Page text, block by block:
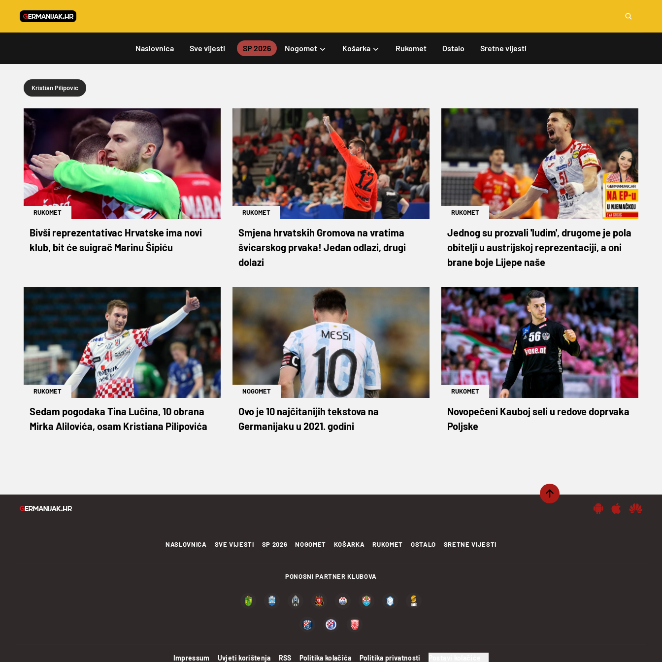
Naslovnica Sve vijesti SP 2026 Nogomet Košarka Rukomet Ostalo Sretne vijesti
Kristian Pilipovic
RUKOMET
Bivši reprezentativac Hrvatske ima novi
klub, bit će suigrač Marinu Šipiću
RUKOMET
Smjena hrvatskih Gromova na vratima
švicarskog prvaka! Jedan odlazi, drugi
dolazi
RUKOMET
Jednog su prozvali 'ludim', drugome je pola
obitelji u austrijskoj reprezentaciji, a oni
brane boje Lijepe naše
RUKOMET
Sedam pogodaka Tina Lučina, 10 obrana
Mirka Alilovića, osam Kristiana Pilipovića
NOGOMET
Ovo je 10 najčitanijih tekstova na
Germanijaku u 2021. godini
RUKOMET
Novopečeni Kauboj seli u redove doprvaka
Poljske
NASLOVNICA SVE VIJESTI SP 2026 NOGOMET KOŠARKA RUKOMET OSTALO SRETNE VIJESTI
PONOSNI PARTNER KLUBOVA
Impressum Uvjeti korištenja RSS Politika kolačića Politika privatnosti